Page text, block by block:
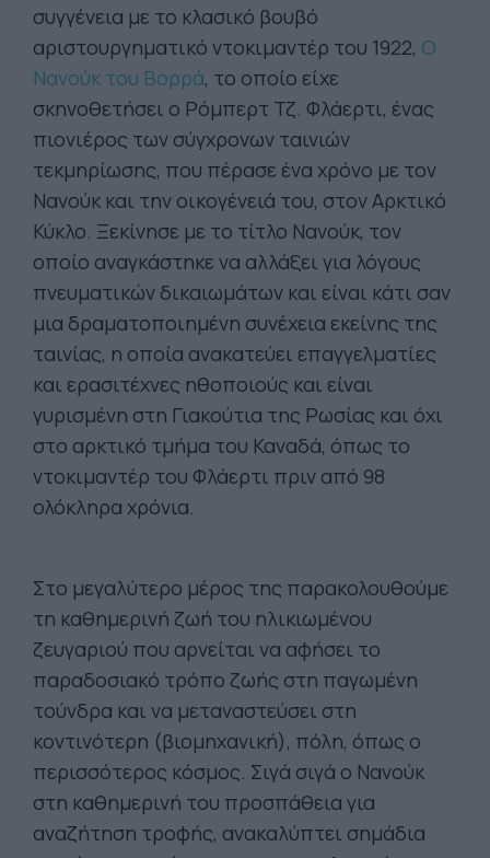
συγγένεια με το κλασικό βουβό
αριστουργηματικό ντοκιμαντέρ του 1922, Ο
Νανούκ του Βορρά, το οποίο είχε
σκηνοθετήσει ο Ρόμπερτ Τζ. Φλάερτι, ένας
πιονιέρος των σύγχρονων ταινιών
τεκμηρίωσης, που πέρασε ένα χρόνο με τον
Νανούκ και την οικογένειά του, στον Αρκτικό
Κύκλο. Ξεκίνησε με το τίτλο Νανούκ, τον
οποίο αναγκάστηκε να αλλάξει για λόγους
πνευματικών δικαιωμάτων και είναι κάτι σαν
μια δραματοποιημένη συνέχεια εκείνης της
ταινίας, η οποία ανακατεύει επαγγελματίες
και ερασιτέχνες ηθοποιούς και είναι
γυρισμένη στη Γιακούτια της Ρωσίας και όχι
στο αρκτικό τμήμα του Καναδά, όπως το
ντοκιμαντέρ του Φλάερτι πριν από 98
ολόκληρα χρόνια.
Στο μεγαλύτερο μέρος της παρακολουθούμε
τη καθημερινή ζωή του ηλικιωμένου
ζευγαριού που αρνείται να αφήσει το
παραδοσιακό τρόπο ζωής στη παγωμένη
τούνδρα και να μεταναστεύσει στη
κοντινότερη (βιομηχανική), πόλη, όπως ο
περισσότερος κόσμος. Σιγά σιγά ο Νανούκ
στη καθημερινή του προσπάθεια για
αναζήτηση τροφής, ανακαλύπτει σημάδια